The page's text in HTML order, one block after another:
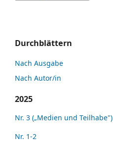
Durchblättern
Nach Ausgabe
Nach Autor/in
2025
Nr. 3 („Medien und Teilhabe")
Nr. 1-2